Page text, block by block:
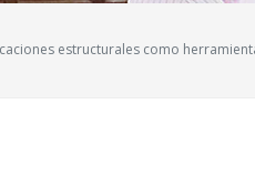
estructurales como